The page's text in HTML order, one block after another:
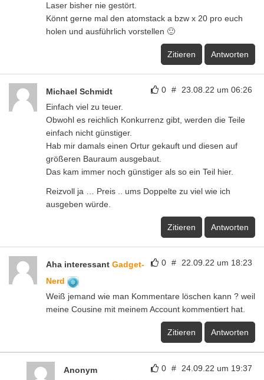
Laser bisher nie gestört.
Könnt gerne mal den atomstack a bzw x 20 pro euch
holen und ausführlich vorstellen 🙂
Zitieren Antworten
0 # 23.08.22 um 06:26
Michael Schmidt
Einfach viel zu teuer.
Obwohl es reichlich Konkurrenz gibt, werden die Teile
einfach nicht günstiger.
Hab mir damals einen Ortur gekauft und diesen auf
größeren Bauraum ausgebaut.
Das kam immer noch günstiger als so ein Teil hier.
Reizvoll ja … Preis .. ums Doppelte zu viel wie ich
ausgeben würde.
Zitieren Antworten
0 # 22.09.22 um 18:23
Aha interessant Gadget-
Nerd
Weiß jemand wie man Kommentare löschen kann ? weil
meine Cousine mit meinem Account kommentiert hat.
Zitieren Antworten
0 # 24.09.22 um 19:37
Anonym